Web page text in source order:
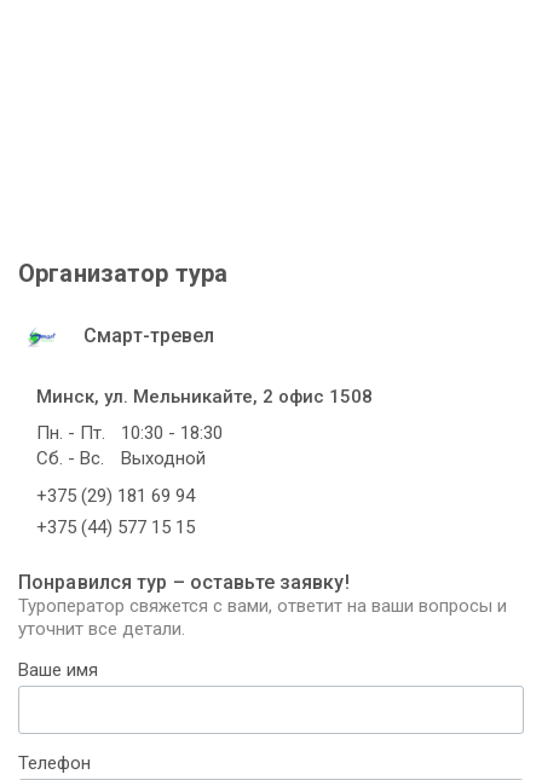
Организатор тура
Смарт-тревел
Минск, ул. Мельникайте, 2 офис 1508
Пн. - Пт.
10:30 - 18:30
Сб. - Вс.
Выходной
+375 (29) 181 69 94
+375 (44) 577 15 15
Понравился тур – оставьте заявку!
Туроператор свяжется с вами, ответит на ваши вопросы и
уточнит все детали.
Ваше имя
Телефон